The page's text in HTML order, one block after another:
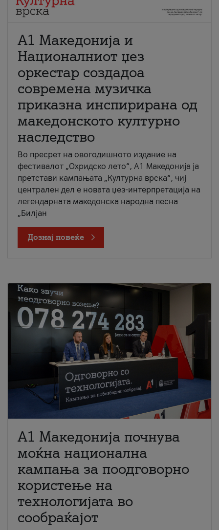
А1 Македонија и
Националниот џез
оркестар создадоа
современа музичка
приказна инспирирана од
македонското културно
наследство
Во пресрет на овогодишното издание на
фестивалот „Охридско лето“, А1 Македонија ја
претстави кампањата „Културна врска“, чиј
централен дел е новата џез-интерпретација на
легендарната македонска народна песна
„Билјан
Дознај повеќе
A1 Македонија почнува
моќна национална
кампања за поодговорно
користење на
технологијата во
сообраќајот